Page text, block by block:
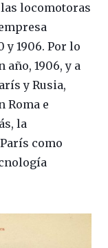
locomotoras
y 1906. Por lo
1906, y a
y Rusia,
Roma e
la
como